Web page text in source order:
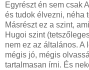
Egyrészt én sem csak
és tudok élvezni, néha
Másrészt ez a szint,
Hugoi szint
nem ez az általános. A
mégis jó, mégis
tartalmasan írni. És